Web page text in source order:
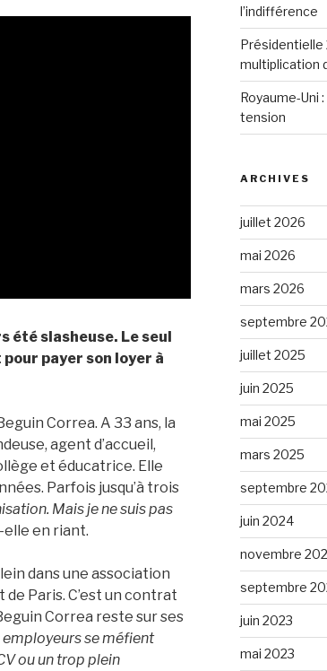
été slasheuse. Le seul
pour payer son loyer à
Correa. A 33 ans, la
agent d’accueil,
et éducatrice. Elle
Parfois jusqu’à trois
Mais je ne suis pas
en riant.
dans une association
Paris. C’est un contrat
Correa reste sur ses
employeurs se méfient
ou un trop plein
l’indifférence
Présidentielle
multiplication
Royaume-Uni
tension
ARCHIVES
juillet 2026
mai 2026
mars 2026
septembre
juillet 2025
juin 2025
mai 2025
mars 2025
septembre
juin 2024
novembre
septembre
juin 2023
mai 2023